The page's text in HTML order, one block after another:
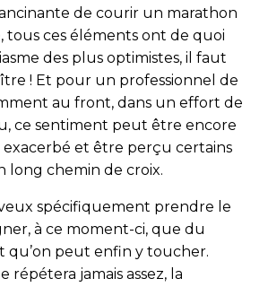
de courir un marathon
tous ces éléments ont de quoi
des plus optimistes, il faut
! Et pour un professionnel de
au front, dans un effort de
ce sentiment peut être encore
et être perçu certains
long chemin de croix.
spécifiquement prendre le
à ce moment-ci, que du
qu’on peut enfin y toucher.
répétera jamais assez, la